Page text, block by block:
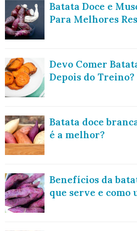
Batata Doce e
Para Melhores
Devo Comer
Depois do Treino?
Batata doce
é a melhor?
Benefícios da
que serve e como